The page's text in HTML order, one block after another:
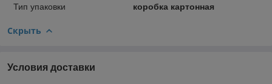
Тип упаковки коробка картонная
Скрыть
Условия доставки